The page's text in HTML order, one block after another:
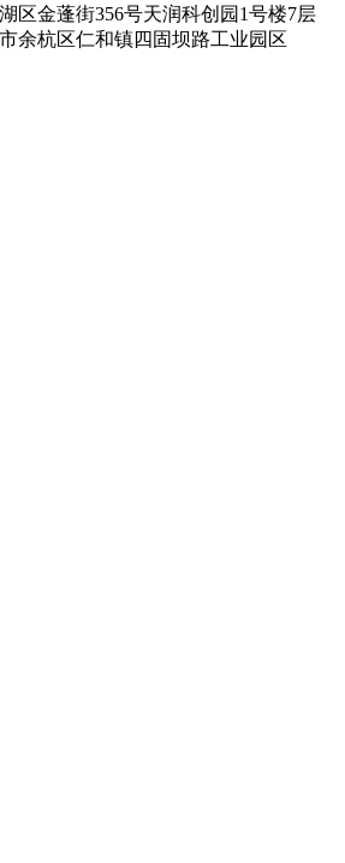
区金蓬街356号天润科创园1号楼7层
余杭区仁和镇四固坝路工业园区